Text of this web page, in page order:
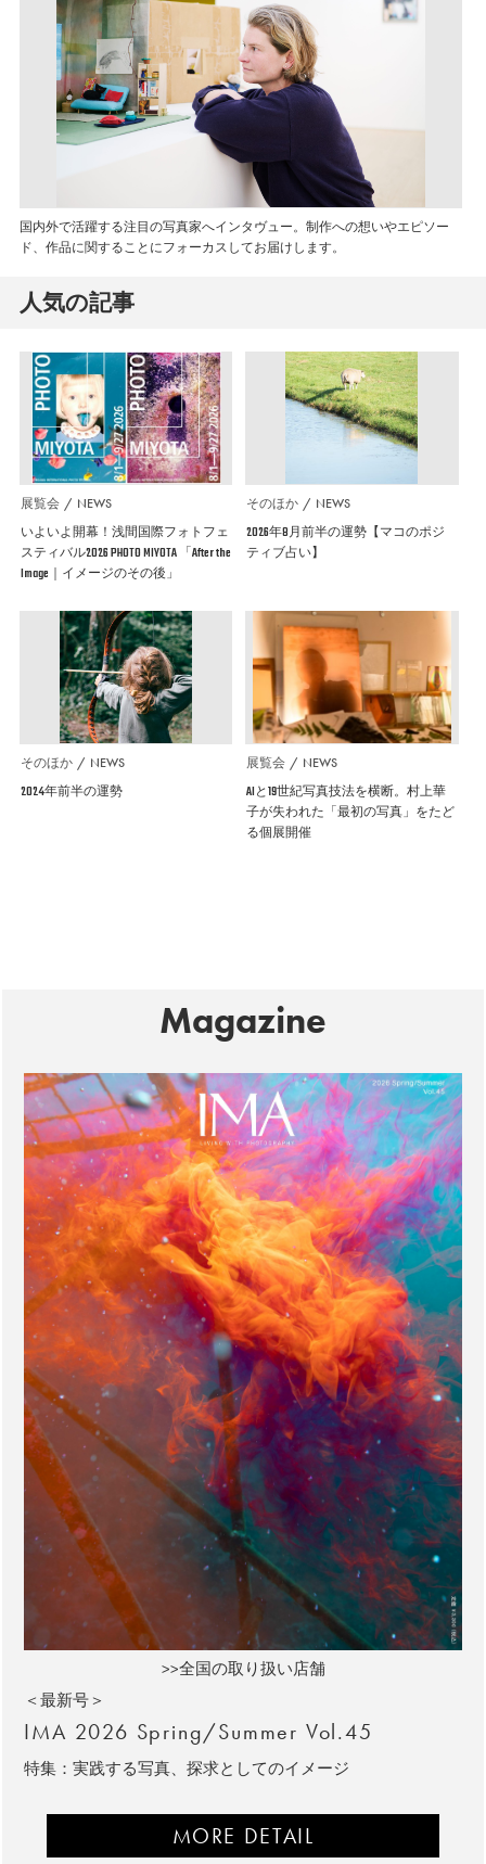
国内外で活躍する注目の写真家へインタヴュー。制作への想いやエピソー
ド、作品に関することにフォーカスしてお届けします。
人気の記事
展覧会 NEWS
いよいよ開幕！浅間国際フォトフェ
スティバル2026 PHOTO MIYOTA 「After the
Image｜イメージのその後」
そのほか NEWS
2026年8月前半の運勢【マコのポジ
ティブ占い】
そのほか NEWS
2024年前半の運勢
展覧会 NEWS
AIと19世紀写真技法を横断。村上華
子が失われた「最初の写真」をたど
る個展開催
Magazine
>>全国の取り扱い店舗
＜最新号＞
IMA 2026 Spring/Summer Vol.45
特集：実践する写真、探求としてのイメージ
MORE DETAIL